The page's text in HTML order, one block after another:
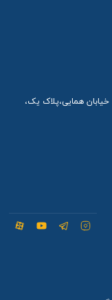
خیابان همایی،پلاک یک،